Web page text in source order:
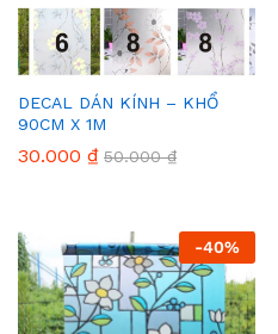
DECAL DÁN KÍNH – KHỔ
90CM X 1M
30.000 ₫ 50.000₫
-40%